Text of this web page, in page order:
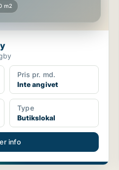
m2
Pris pr. md.
Inte angivet
Type
Butikslokal
info